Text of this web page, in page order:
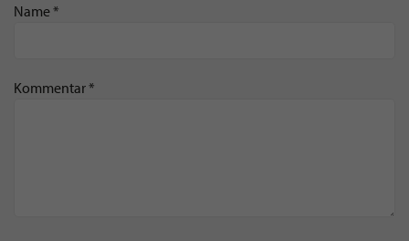
Name *
Kommentar *